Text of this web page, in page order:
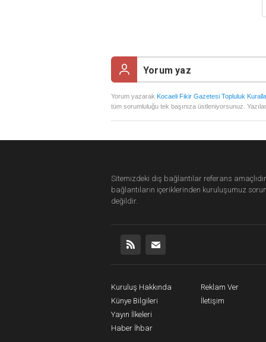
Yorum yazarak Kocaeli Fikir Gazetesi Topluluk
tüm sorumluluğu tek başınıza üstleniyorsunuz.
Sitemizdeki dış bağlantılar referans
bağlantıların içeriklerinden kuruluşumuz
değildir.
Kuruluş Hakkında
Künye Bilgileri
Yayın İlkeleri
Haber İhbar
Reklam Ver
İletişim